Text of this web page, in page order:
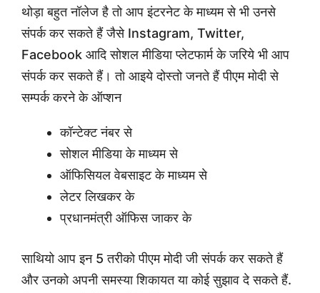
थोड़ा बहुत नॉलेज है तो आप इंटरनेट के माध्यम से भी उनसे
संपर्क कर सकते हैं जैसे Instagram, Twitter,
Facebook आदि सोशल मीडिया प्लेटफार्म के जरिये भी आप
संपर्क कर सकते हैं। तो आइये दोस्तो जनते हैं पीएम मोदी से
सम्पर्क करने के ऑप्शन
कॉन्टेक्ट नंबर से
सोशल मीडिया के माध्यम से
ऑफिसियल वेबसाइट के माध्यम से
लेटर लिखकर के
प्रधानमंत्री ऑफिस जाकर के
साथियो आप इन 5 तरीको पीएम मोदी जी संपर्क कर सकते हैं
और उनको अपनी समस्या शिकायत या कोई सुझाव दे सकते हैं.